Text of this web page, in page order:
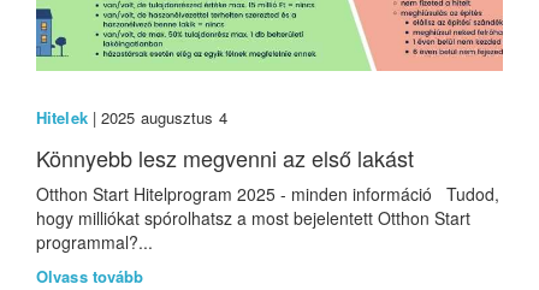
Hitelek| 2025 augusztus 4
Könnyebb lesz megvenni az első lakást
Otthon Start Hitelprogram 2025 - minden információ Tudod,
hogy milliókat spórolhatsz a most bejelentett Otthon Start
programmal?...
Olvass tovább